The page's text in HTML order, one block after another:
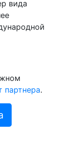
вида
партнера.